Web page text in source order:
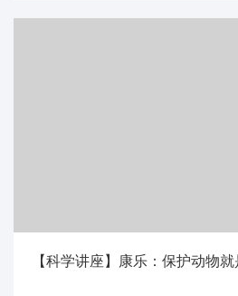
【科学讲座】康乐：保护动物